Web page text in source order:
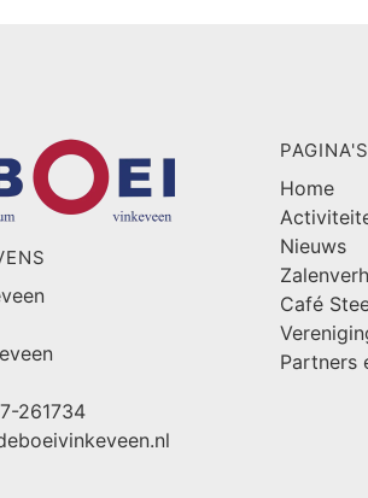
261734
PAGINA'S
Home
Nieuws
Café
Partners